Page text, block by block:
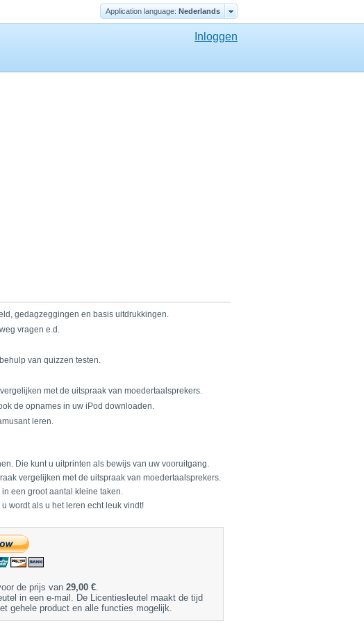
Application language: Nederlands
Inloggen
gedagzeggingen en basis uitdrukkingen.
vragen e.d.
van quizzen testen.
met de uitspraak van moedertaalsprekers.
de opnames in uw iPod downloaden.
leren.
Die kunt u uitprinten als bewijs van uw vooruitgang.
vergelijken met de uitspraak van moedertaalsprekers.
een groot aantal kleine taken.
wordt als u het leren echt leuk vindt!
de prijs van 29,00 €
in een e-mail. De Licentiesleutel maakt de tijd
gehele product en alle functies mogelijk.